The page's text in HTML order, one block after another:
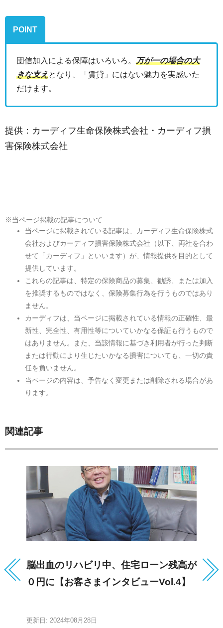
POINT
団信加入による保障はいろいろ。 万が一の場合の大
きな支えとなり、「賃貸」にはない魅力を実感いた
だけます。
提供：カーディフ生命保険株式会社・カーディフ損
害保険株式会社
※当ページ掲載の記事について
当ページに掲載されている記事は、カーディフ生命保険株式
会社およびカーディフ損害保険株式会社（以下、両社を合わ
せて「カーディフ」といいます）が、情報提供を目的として
提供しています。
これらの記事は、特定の保険商品の募集、勧誘、または加入
を推奨するものではなく、保険募集行為を行うものではあり
ません。
カーディフは、当ページに掲載されている情報の正確性、最
新性、完全性、有用性等についていかなる保証も行うもので
はありません。また、当該情報に基づき利用者が行った判断
または行動により生じたいかなる損害についても、一切の責
任を負いません。
当ページの内容は、予告なく変更または削除される場合があ
ります。
関連記事
脳出血のリハビリ中、住宅ローン残高が
０円に【お客さまインタビューVol.4】
更新日: 2024年08月28日
三